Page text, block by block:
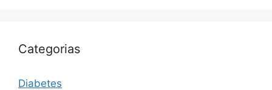
Categorias
Diabetes